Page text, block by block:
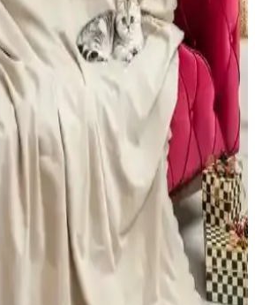
koltuk seçimi, doğru renk uyumu ve
ve denge katar. Koyu yeşil ve bebek
dayanıklı kumaşlar kullanım
Seçiminde Renk, Dayanıklılık
temizlik zorlukları ve
inceleniyor. Kullanım alışkanlıkları
belirleyici oluyor.
Faiend Jakarlı ve
Modelleri
ve Riselerhome Balpeteği koltuk
yorumları ve kullanım kolaylıklarıyla
Hangi ürün ihtiyaçlarınıza daha uygun